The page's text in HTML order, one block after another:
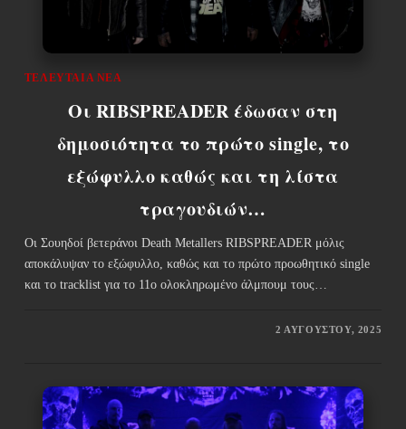
ΤΕΛΕΥΤΑΊΑ ΝΈΑ
Οι RIBSPREADER έδωσαν στη
δημοσιότητα το πρώτο single, το
εξώφυλλο καθώς και τη λίστα
τραγουδιών…
Οι Σουηδοί βετεράνοι Death Metallers RIBSPREADER μόλις
αποκάλυψαν το εξώφυλλο, καθώς και το πρώτο προωθητικό single
και το tracklist για το 11ο ολοκληρωμένο άλμπουμ τους…
2 ΑΥΓΟΎΣΤΟΥ, 2025